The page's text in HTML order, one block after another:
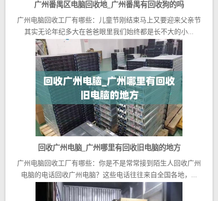
广州番禺区电脑回收地_广州番禺有回收狗的吗
广州电脑回收工厂有哪些：儿童节刚结束马上又要迎来父亲节
其实无论年纪多大在爸爸眼里我们始终都是长不大的小...
回收广州电脑_广州哪里有回收旧电脑的地方
广州电脑回收工厂有哪些：你是不是常常接到陌生人回收广州
电脑的电话回收广州电脑？这些电话往往来自全国各地，...